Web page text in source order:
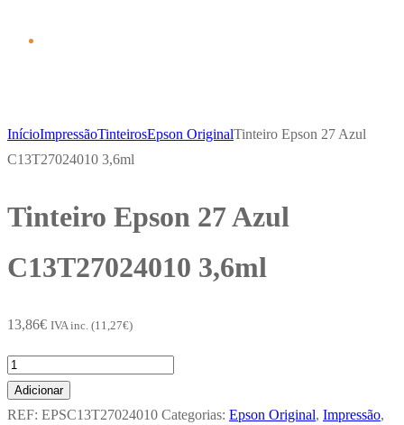
InícioImpressãoTinteirosEpson OriginalTinteiro Epson 27 Azul
C13T27024010 3,6ml
Tinteiro Epson 27 Azul
C13T27024010 3,6ml
13,86€ IVA inc. (11,27€)
Quantidade
de
Tinteiro
Adicionar
REF: EPSC13T27024010 Categorias: Epson Original, Impressão,